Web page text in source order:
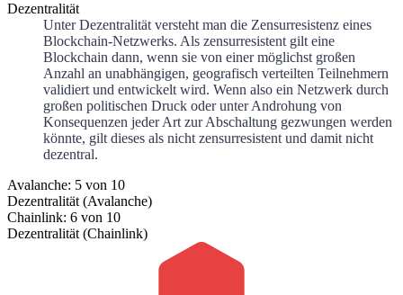
Dezentralität
Unter Dezentralität versteht man die Zensurresistenz eines
Blockchain-Netzwerks. Als zensurresistent gilt eine
Blockchain dann, wenn sie von einer möglichst großen
Anzahl an unabhängigen, geografisch verteilten Teilnehmern
validiert und entwickelt wird. Wenn also ein Netzwerk durch
großen politischen Druck oder unter Androhung von
Konsequenzen jeder Art zur Abschaltung gezwungen werden
könnte, gilt dieses als nicht zensurresistent und damit nicht
dezentral.
Avalanche: 5 von 10
Dezentralität (Avalanche)
Chainlink: 6 von 10
Dezentralität (Chainlink)